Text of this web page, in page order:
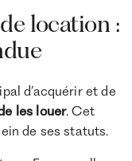
location :
d’acquérir et de
les louer. Cet
de ses statuts.